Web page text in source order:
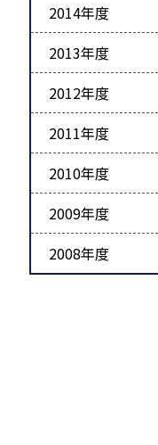
2014年度
2013年度
2012年度
2011年度
2010年度
2009年度
2008年度